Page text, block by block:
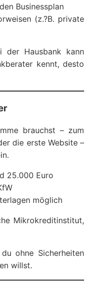
Businessplan
(z.?B. private
der Hausbank kann
kennt, desto
brauchst – zum
die erste Website –
25.000 Euro
möglich
Mikrokreditinstitut,
ohne Sicherheiten
willst.